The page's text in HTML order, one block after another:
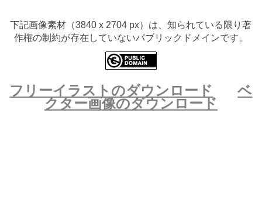
下記画像素材（3840 x 2704 px）は、知られている限り著
作権の制約が存在していないパブリックドメインです。
フリーイラストのダウンロード
ベ
クター画像のダウンロード